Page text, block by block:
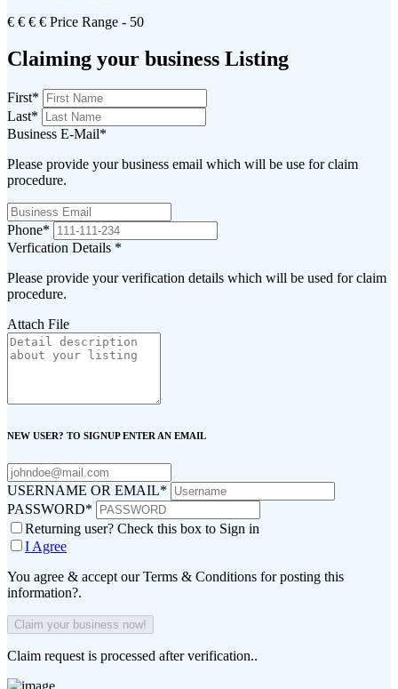
€ € € € Price Range - 50
Claiming your business Listing
First*
Last*
Business E-Mail*
Please provide your business email which will be use for claim
procedure.
Phone*
Verfication Details *
Please provide your verification details which will be used for claim
procedure.
Attach File
NEW USER? TO SIGNUP ENTER AN EMAIL
USERNAME OR EMAIL*
PASSWORD*
Returning user? Check this box to Sign in
I Agree
You agree & accept our Terms & Conditions for posting this
information?.
Claim request is processed after verification..